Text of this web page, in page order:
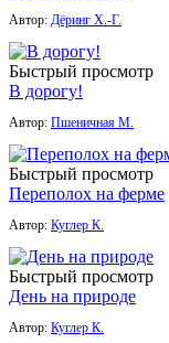
Автор: Дёринг Х.-Г.
Быстрый просмотр
В дорогу!
Автор: Пшеничная М.
Быстрый просмотр
Переполох на ферме
Автор: Куглер К.
Быстрый просмотр
День на природе
Автор: Куглер К.